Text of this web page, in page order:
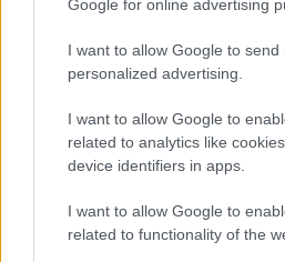
Google for online advertising
I want to allow Google to send
personalized advertising.
I want to allow Google to
related to analytics like
device identifiers in apps.
I want to allow Google to
related to functionality of the
Mohács a
HÍRLEVÉL